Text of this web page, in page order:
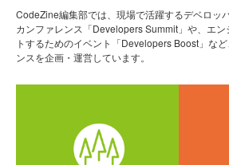
CodeZine編集部では、現場で活躍するデベロッ
カンファレンス「Developers Summit」や、エ
トするためのイベント「Developers Boost」な
ンスを企画・運営しています。